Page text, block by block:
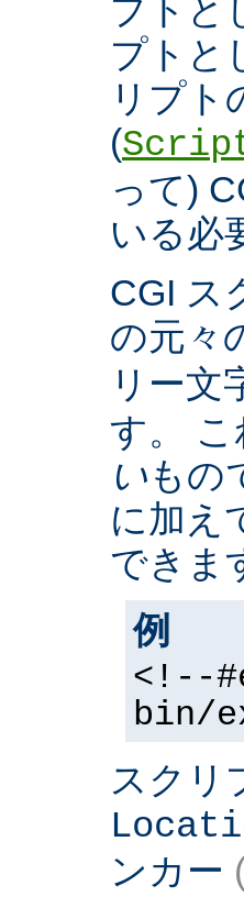
プトと
プトと
リプト
(
って)
いる必
CGI ス
の元々
リー文
す。
いもの
に加え
できま
例
<!--
bin/
スクリ
ンカー